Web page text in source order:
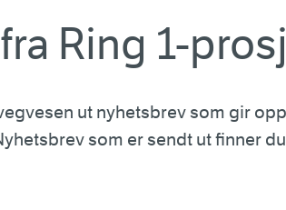
Ring 1-
ut nyhetsbrev som gir
som er sendt ut finner